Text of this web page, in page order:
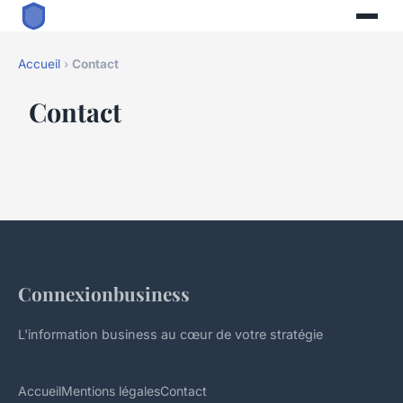
Accueil › Contact
Contact
Connexionbusiness
L'information business au cœur de votre stratégie
AccueilMentions légalesContact